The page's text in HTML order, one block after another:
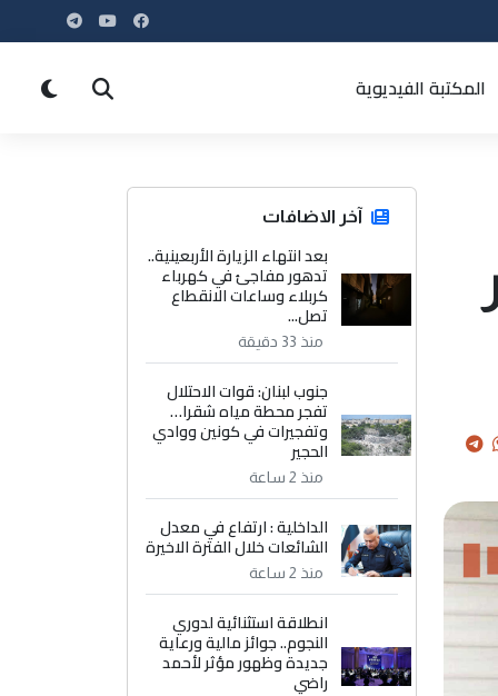
المكتبة الفيديوية
آخر الاضافات
بعد انتهاء الزيارة الأربعينية..
تدهور مفاجئ في كهرباء
كربلاء وساعات الانقطاع
تصل...
منذ 33 دقيقة
جنوب لبنان: قوات الاحتلال
تفجر محطة مياه شقرا…
وتفجيرات في كونين ووادي
الحجير
منذ 2 ساعة
الداخلية : ارتفاع في معدل
الشائعات خلال الفترة الاخيرة
منذ 2 ساعة
انطلاقة استثنائية لدوري
النجوم.. جوائز مالية ورعاية
جديدة وظهور مؤثر لأحمد
راضي